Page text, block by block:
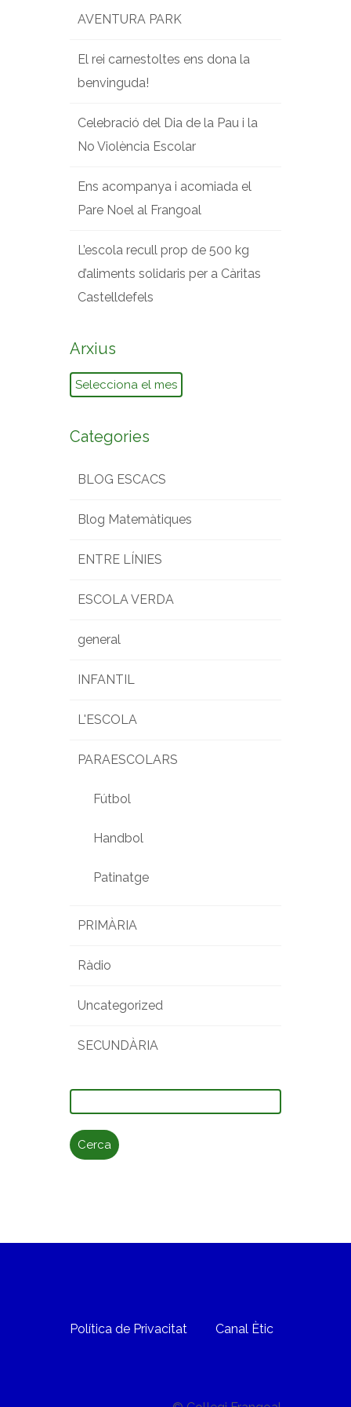
AVENTURA PARK
El rei carnestoltes ens dona la
benvinguda!
Celebració del Dia de la Pau i la
No Violència Escolar
Ens acompanya i acomiada el
Pare Noel al Frangoal
L’escola recull prop de 500 kg
d’aliments solidaris per a Càritas
Castelldefels
Arxius
Arxius
Categories
BLOG ESCACS
Blog Matemàtiques
ENTRE LÍNIES
ESCOLA VERDA
general
INFANTIL
L'ESCOLA
PARAESCOLARS
Fútbol
Handbol
Patinatge
PRIMÀRIA
Ràdio
Uncategorized
SECUNDÀRIA
Política de Privacitat Canal Ètic